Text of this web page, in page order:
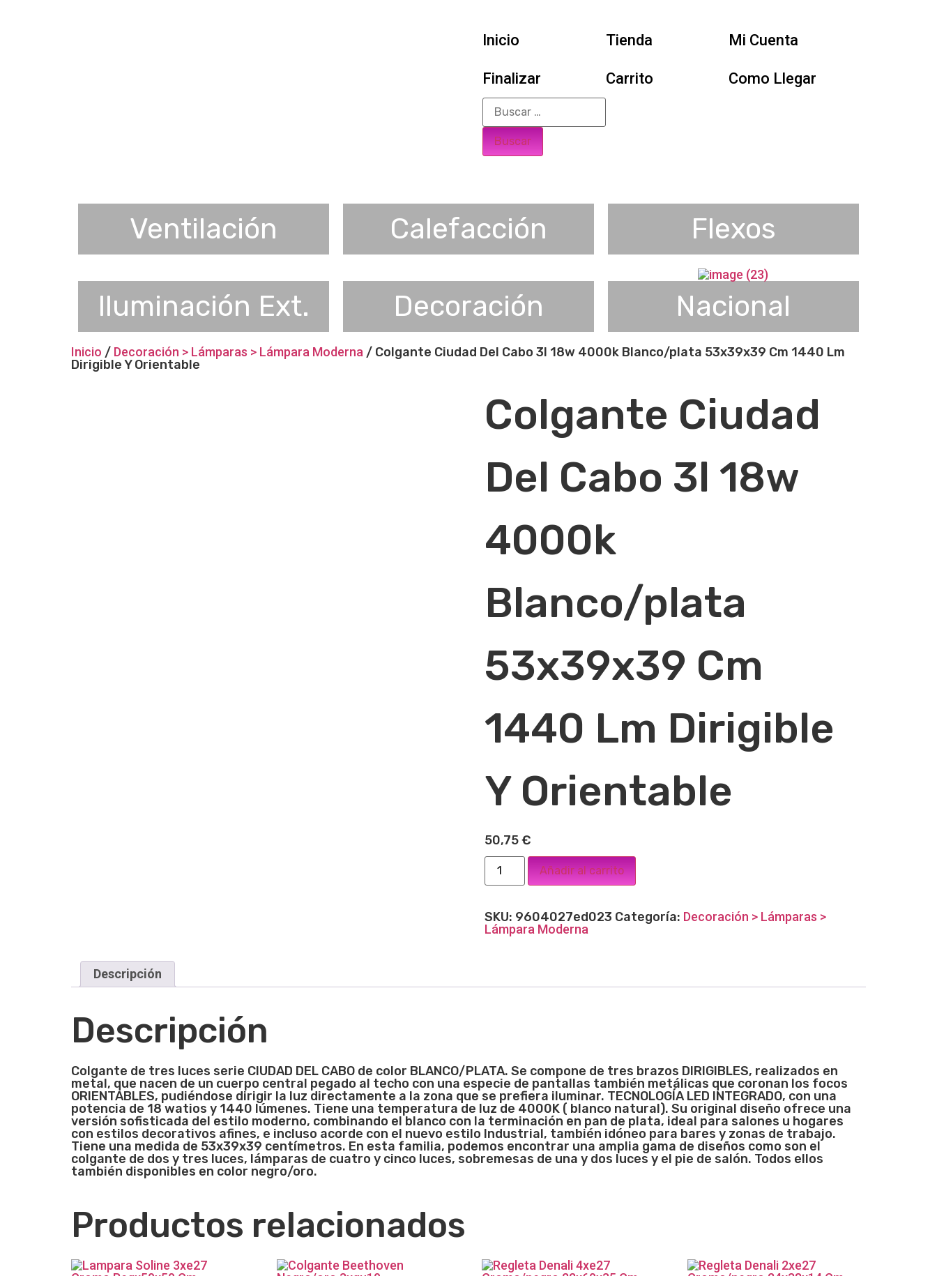
Inicio Tienda Mi Cuenta
Finalizar Carrito Como Llegar
Ventilación Calefacción Flexos
Iluminación Ext. Decoración Nacional
Inicio / Decoración > Lámparas > Lámpara Moderna / Colgante Ciudad Del Cabo 3l 18w 4000k Blanco/plata 53x39x39 Cm 1440 Lm
Dirigible Y Orientable
Colgante Ciudad
Del Cabo 3l 18w
4000k
Blanco/plata
53x39x39 Cm
1440 Lm Dirigible
Y Orientable
50,75€
Añadir al carrito
SKU: 9604027ed023 Categoría: Decoración > Lámparas >
Lámpara Moderna
Descripción
Descripción
Colgante de tres luces serie CIUDAD DEL CABO de color BLANCO/PLATA. Se compone de tres brazos DIRIGIBLES, realizados en
metal, que nacen de un cuerpo central pegado al techo con una especie de pantallas también metálicas que coronan los focos
ORIENTABLES, pudiéndose dirigir la luz directamente a la zona que se prefiera iluminar. TECNOLOGÍA LED INTEGRADO, con una
potencia de 18 watios y 1440 lúmenes. Tiene una temperatura de luz de 4000K ( blanco natural). Su original diseño ofrece una
versión sofisticada del estilo moderno, combinando el blanco con la terminación en pan de plata, ideal para salones u hogares
con estilos decorativos afines, e incluso acorde con el nuevo estilo Industrial, también idóneo para bares y zonas de trabajo.
Tiene una medida de 53x39x39 centímetros. En esta familia, podemos encontrar una amplia gama de diseños como son el
colgante de dos y tres luces, lámparas de cuatro y cinco luces, sobremesas de una y dos luces y el pie de salón. Todos ellos
también disponibles en color negro/oro.
Productos relacionados